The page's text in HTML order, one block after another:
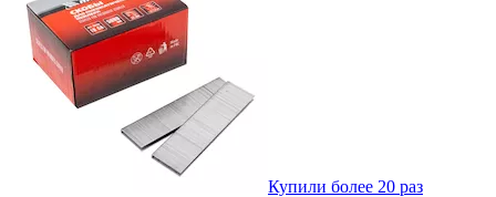
Купили более 20 раз